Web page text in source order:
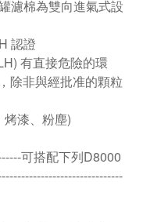
濾棉為雙向進氣式設
認證
有直接危險的環
除非與經批准的顆粒
烤漆、粉塵)
可搭配下列D8000